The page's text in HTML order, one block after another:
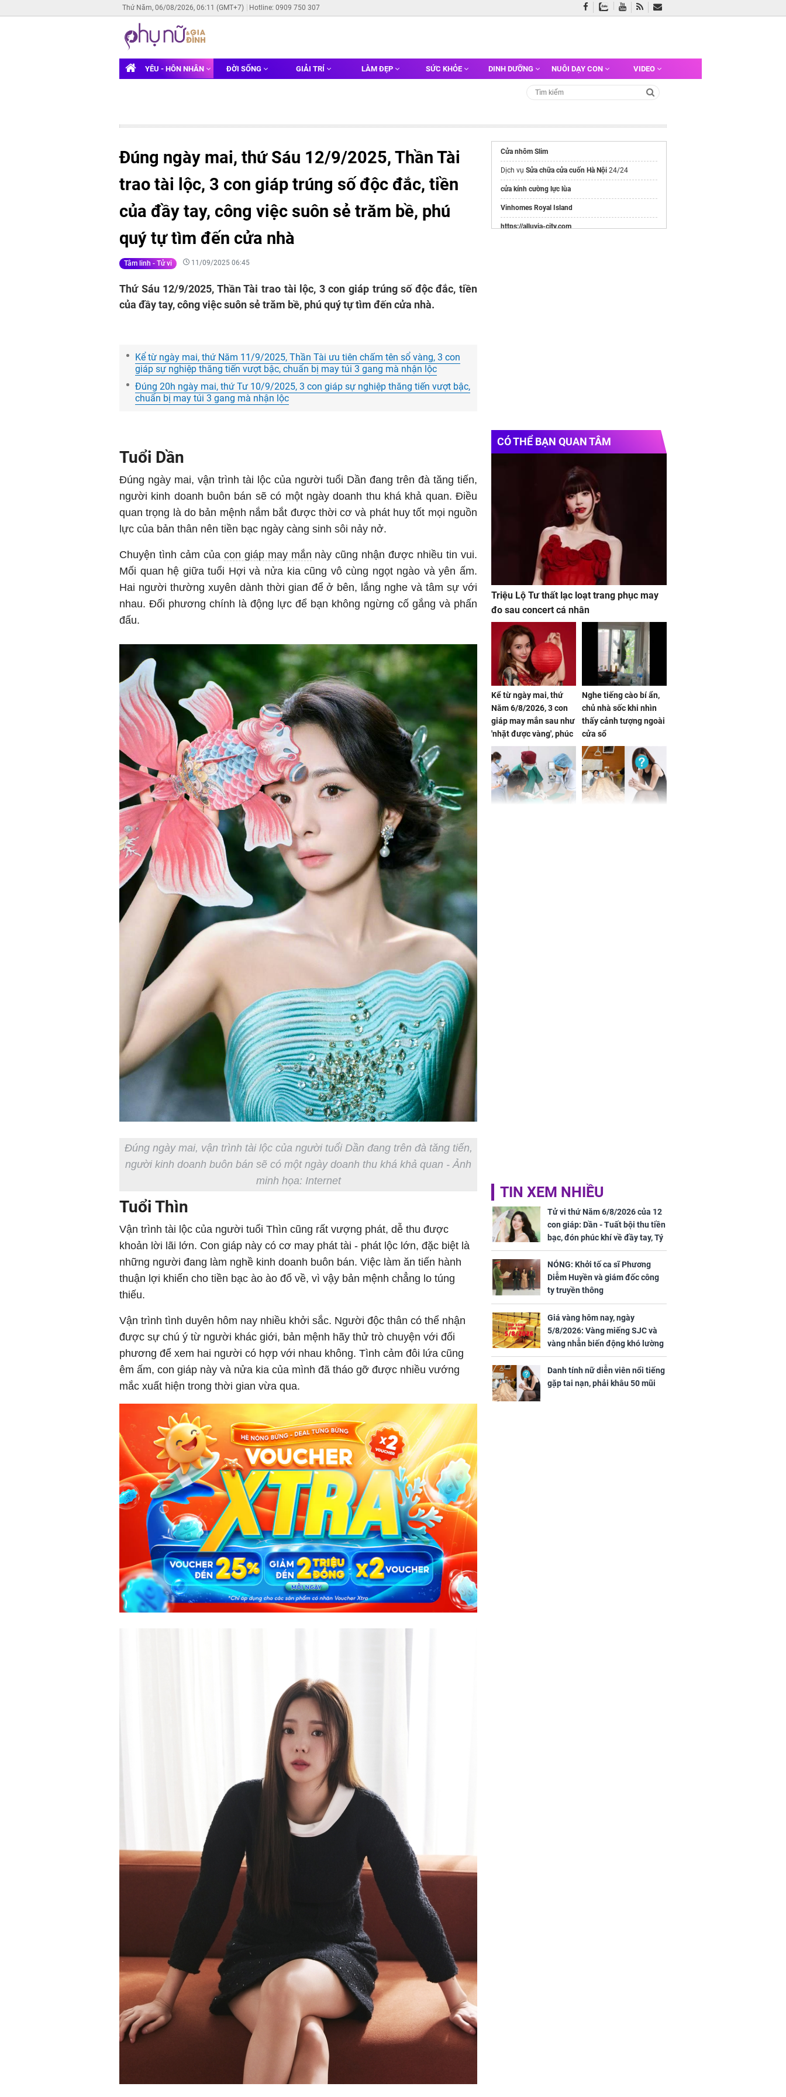
Thứ Năm, 06/08/2026, 06:11 (GMT+7) Hotline: 0909 750 307
YÊU - HÔN NHÂN ĐỜI SỐNG GIẢI TRÍ LÀM ĐẸP SỨC KHỎE DINH DƯỠNG NUÔI DẠY CON VIDEO
Đúng ngày mai, thứ Sáu 12/9/2025, Thần Tài
trao tài lộc, 3 con giáp trúng số độc đắc, tiền
của đầy tay, công việc suôn sẻ trăm bề, phú
quý tự tìm đến cửa nhà
Tâm linh - Tử vi 11/09/2025 06:45
Thứ Sáu 12/9/2025, Thần Tài trao tài lộc, 3 con giáp trúng số độc đắc, tiền
của đầy tay, công việc suôn sẻ trăm bề, phú quý tự tìm đến cửa nhà.
Kể từ ngày mai, thứ Năm 11/9/2025, Thần Tài ưu tiên chấm tên sổ vàng, 3 con
giáp sự nghiệp thăng tiến vượt bậc, chuẩn bị may túi 3 gang mà nhận lộc
Đúng 20h ngày mai, thứ Tư 10/9/2025, 3 con giáp sự nghiệp thăng tiến vượt bậc,
chuẩn bị may túi 3 gang mà nhận lộc
Tuổi Dần
Đúng ngày mai, vận trình tài lộc của người tuổi Dần đang trên đà tăng tiến,
người kinh doanh buôn bán sẽ có một ngày doanh thu khá khả quan. Điều
quan trọng là do bản mệnh nắm bắt được thời cơ và phát huy tốt mọi nguồn
lực của bản thân nên tiền bạc ngày càng sinh sôi nảy nở.
Chuyện tình cảm của con giáp may mắn này cũng nhận được nhiều tin vui.
Mối quan hệ giữa tuổi Hợi và nửa kia cũng vô cùng ngọt ngào và yên ấm.
Hai người thường xuyên dành thời gian để ở bên, lắng nghe và tâm sự với
nhau. Đối phương chính là động lực để bạn không ngừng cố gắng và phấn
đấu.
Đúng ngày mai, vận trình tài lộc của người tuổi Dần đang trên đà tăng tiến,
người kinh doanh buôn bán sẽ có một ngày doanh thu khá khả quan - Ảnh
minh họa: Internet
Tuổi Thìn
Vận trình tài lộc của người tuổi Thìn cũng rất vượng phát, dễ thu được
khoản lời lãi lớn. Con giáp này có cơ may phát tài - phát lộc lớn, đặc biệt là
những người đang làm nghề kinh doanh buôn bán. Việc làm ăn tiến hành
thuận lợi khiến cho tiền bạc ào ào đổ về, vì vậy bản mệnh chẳng lo túng
thiếu.
Vận trình tình duyên hôm nay nhiều khởi sắc. Người độc thân có thể nhận
được sự chú ý từ người khác giới, bản mệnh hãy thử trò chuyện với đối
phương để xem hai người có hợp với nhau không. Tình cảm đôi lứa cũng
êm ấm, con giáp này và nửa kia của mình đã tháo gỡ được nhiều vướng
mắc xuất hiện trong thời gian vừa qua.
Cửa nhôm Slim
Dịch vụ Sửa chữa cửa cuốn Hà Nội 24/24
cửa kính cường lực lùa
Vinhomes Royal Island
https://alluvia-city.com
CÓ THỂ BẠN QUAN TÂM
Triệu Lộ Tư thất lạc loạt trang phục may
đo sau concert cá nhân
Kể từ ngày mai, thứ
Năm 6/8/2026, 3 con
giáp may mắn sau như
'nhặt được vàng', phúc
khí tràn đầy, dễ giàu sụ
chỉ sau một đêm
Nghe tiếng cào bí ẩn,
chủ nhà sốc khi nhìn
thấy cảnh tượng ngoài
cửa sổ
TIN XEM NHIỀU
Tử vi thứ Năm 6/8/2026 của 12
con giáp: Dần - Tuất bội thu tiền
bạc, đón phúc khí về đầy tay, Tý
- Mão công việc khó khăn, tiền
bạc đội nón ra đi
NÓNG: Khởi tố ca sĩ Phương
Diễm Huyền và giám đốc công
ty truyền thông
Giá vàng hôm nay, ngày
5/8/2026: Vàng miếng SJC và
vàng nhẫn biến động khó lường
Danh tính nữ diễn viên nổi tiếng
gặp tai nạn, phải khâu 50 mũi